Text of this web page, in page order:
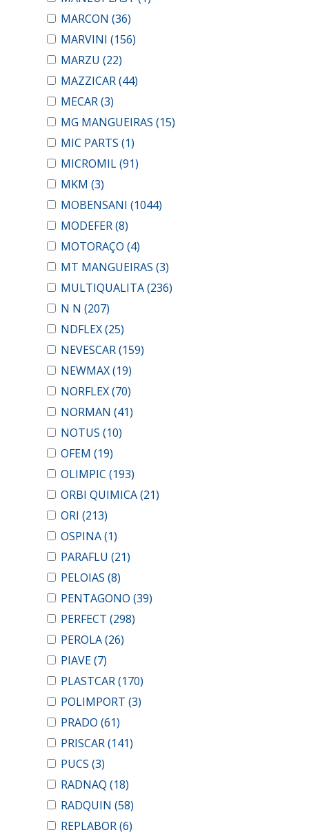
MARCON (36)
MARVINI (156)
MARZU (22)
MAZZICAR(44)
MECAR(3)
MG MANGUEIRAS (15)
MIC PARTS (1)
MICROMIL(91)
MKM (3)
MOBENSANI (1044)
MODEFER(8)
MOTORAÇO (4)
MT MANGUEIRAS (3)
MULTIQUALITA(236)
N N (207)
NDFLEX(25)
NEVESCAR(159)
NEWMAX(19)
NORFLEX(70)
NORMAN (41)
NOTUS (10)
OFEM (19)
OLIMPIC (193)
ORBI QUIMICA(21)
ORI (213)
OSPINA(1)
PARAFLU (21)
PELOIAS (8)
PENTAGONO (39)
PERFECT (298)
PEROLA(26)
PIAVE(7)
PLASTCAR(170)
POLIMPORT (3)
PRADO (61)
PRISCAR(141)
PUCS (3)
RADNAQ (18)
RADQUIN (58)
REPLABOR(6)